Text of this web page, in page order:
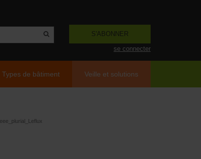
S'ABONNER
se connecter
Types de bâtiment Veille et solutions